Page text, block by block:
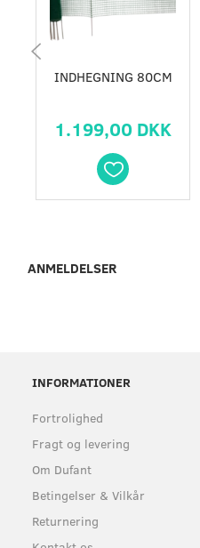
INDHEGNING 80CM
1.199,00 DKK
ANMELDELSER
INFORMATIONER
Fortrolighed
Fragt og levering
Om Dufant
Betingelser & Vilkår
Returnering